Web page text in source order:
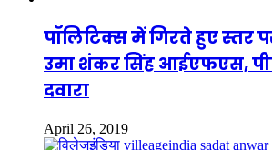
पॉलिटिक्स में गिरते हुए स्तर
उमा शंकर सिंह आईएफएस,
दवारा
April 26, 2019